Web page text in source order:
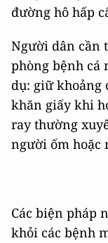
đường hô hấp
Người dân cần
phòng bệnh cá
dụ: giữ khoảng
khăn giấy khi
ray thường
người ốm hoặc
Các biện pháp
khỏi các bệnh